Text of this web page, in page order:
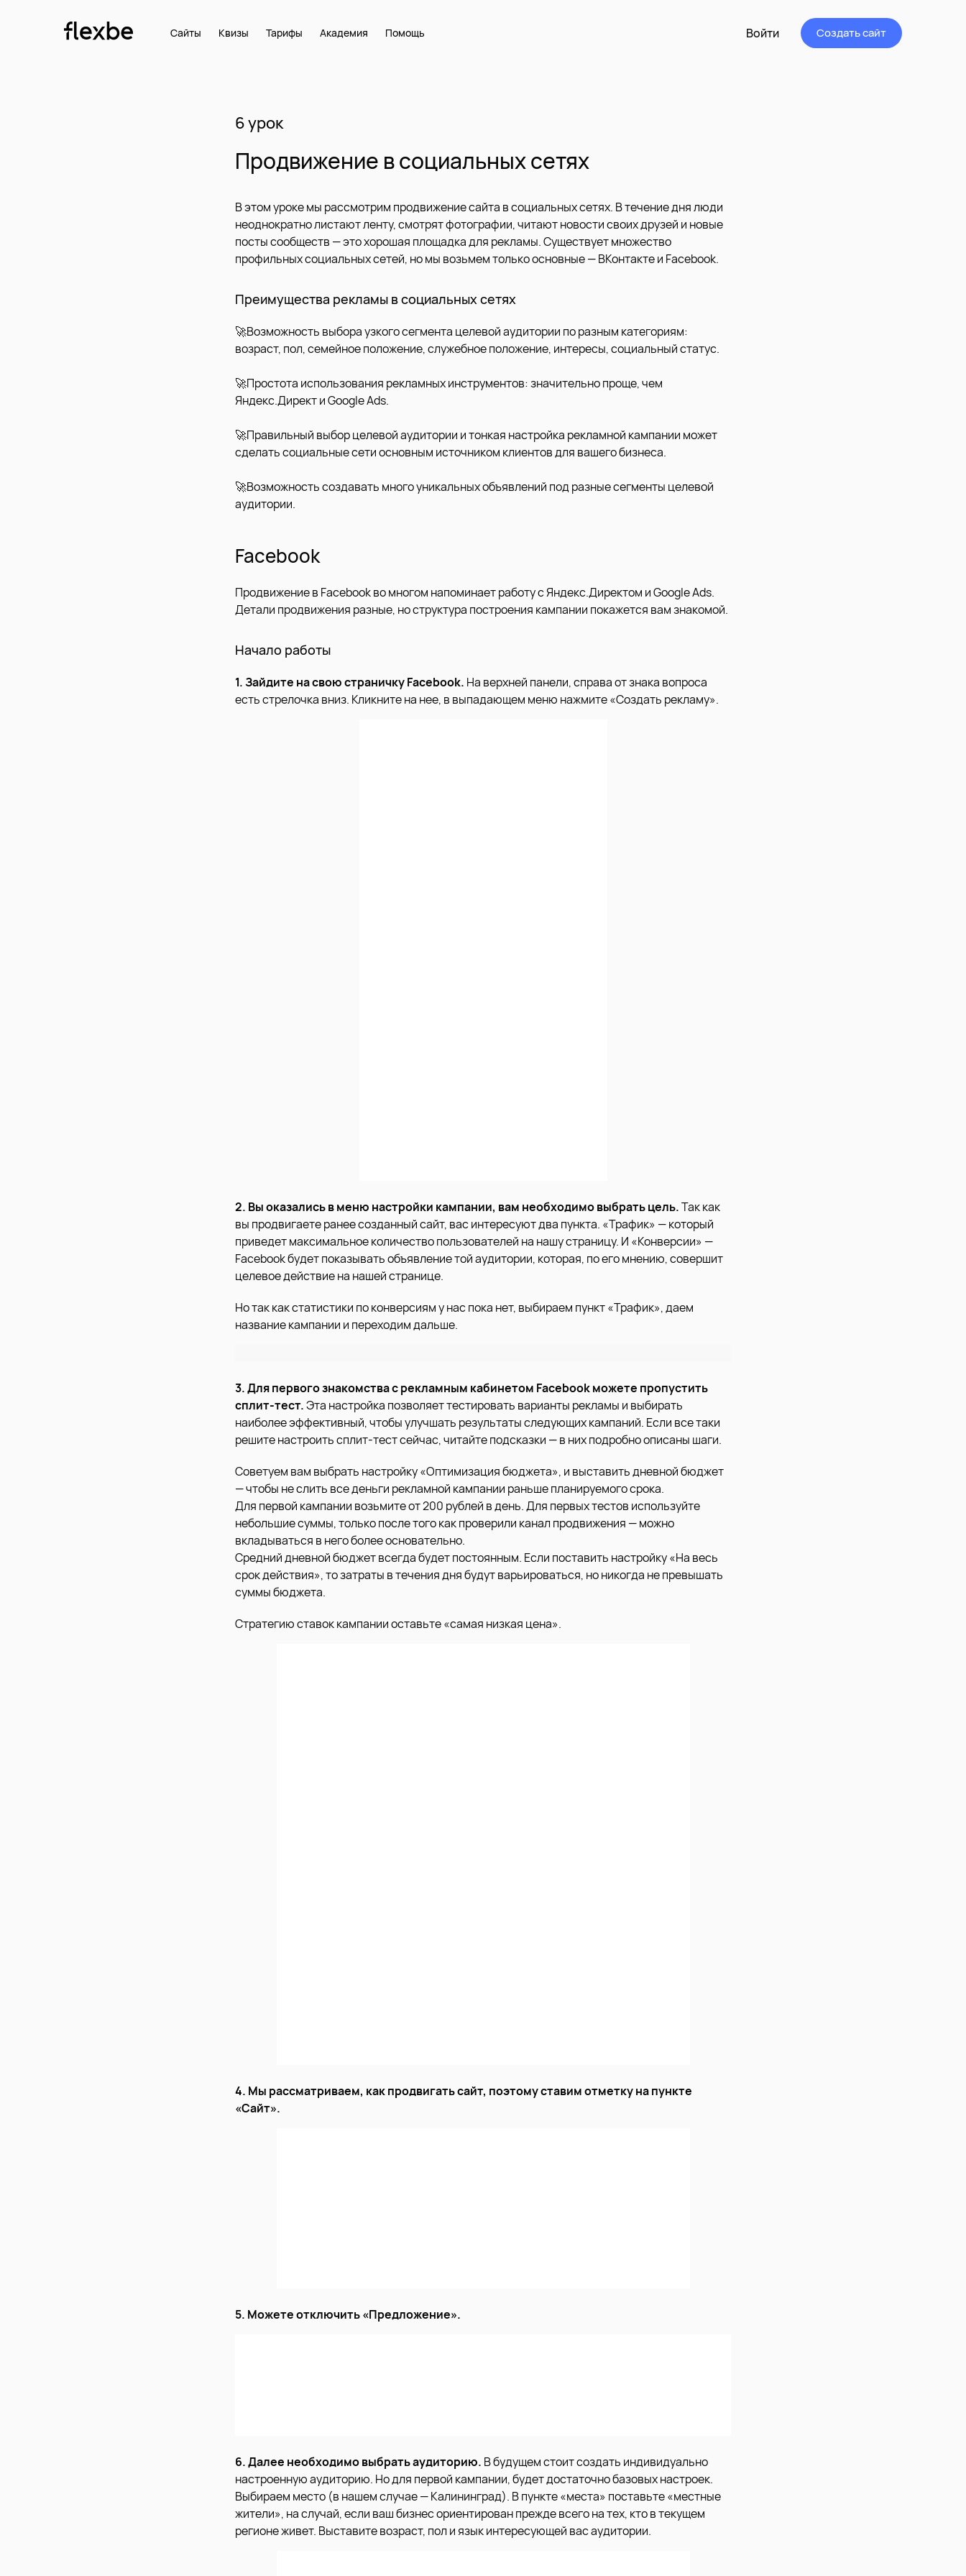
Сайты Квизы Тарифы Академия Помощь Войти Создать сайт
6 урок
Продвижение в социальных сетях
В этом уроке мы рассмотрим продвижение сайта в социальных сетях. В течение дня люди
неоднократно листают ленту, смотрят фотографии, читают новости своих друзей и новые
посты сообществ — это хорошая площадка для рекламы. Существует множество
профильных социальных сетей, но мы возьмем только основные — ВКонтакте и Facebook.
Преимущества рекламы в социальных сетях
🚀Возможность выбора узкого сегмента целевой аудитории по разным категориям:
возраст, пол, семейное положение, служебное положение, интересы, социальный статус.
🚀Простота использования рекламных инструментов: значительно проще, чем
Яндекс.Директ и Google Ads.
🚀Правильный выбор целевой аудитории и тонкая настройка рекламной кампании может
сделать социальные сети основным источником клиентов для вашего бизнеса.
🚀Возможность создавать много уникальных объявлений под разные сегменты целевой
аудитории.
Facebook
Продвижение в Facebook во многом напоминает работу с Яндекс.Директом и Google Ads.
Детали продвижения разные, но структура построения кампании покажется вам знакомой.
Начало работы
1. Зайдите на свою страничку Facebook. На верхней панели, справа от знака вопроса
есть стрелочка вниз. Кликните на нее, в выпадающем меню нажмите «Создать рекламу».
2. Вы оказались в меню настройки кампании, вам необходимо выбрать цель.Так как
вы продвигаете ранее созданный сайт, вас интересуют два пункта. «Трафик» — который
приведет максимальное количество пользователей на нашу страницу. И «Конверсии» —
Facebook будет показывать объявление той аудитории, которая, по его мнению, совершит
целевое действие на нашей странице.
Но так как статистики по конверсиям у нас пока нет, выбираем пункт «Трафик», даем
название кампании и переходим дальше.
3. Для первого знакомства с рекламным кабинетом Facebook можете пропустить
сплит-тест.Эта настройка позволяет тестировать варианты рекламы и выбирать
наиболее эффективный, чтобы улучшать результаты следующих кампаний. Если все таки
решите настроить сплит-тест сейчас, читайте подсказки — в них подробно описаны шаги.
Советуем вам выбрать настройку «Оптимизация бюджета», и выставить дневной бюджет
— чтобы не слить все деньги рекламной кампании раньше планируемого срока.
Для первой кампании возьмите от 200 рублей в день. Для первых тестов используйте
небольшие суммы, только после того как проверили канал продвижения — можно
вкладываться в него более основательно.
Средний дневной бюджет всегда будет постоянным. Если поставить настройку «На весь
срок действия», то затраты в течения дня будут варьироваться, но никогда не превышать
суммы бюджета.
Стратегию ставок кампании оставьте «самая низкая цена».
4. Мы рассматриваем, как продвигать сайт, поэтому ставим отметку на пункте
«Сайт».
5. Можете отключить «Предложение».
6. Далее необходимо выбрать аудиторию. В будущем стоит создать индивидуально
настроенную аудиторию. Но для первой кампании, будет достаточно базовых настроек.
Выбираем место (в нашем случае — Калининград). В пункте «места» поставьте «местные
жители», на случай, если ваш бизнес ориентирован прежде всего на тех, кто в текущем
регионе живет. Выставите возраст, пол и язык интересующей вас аудитории.